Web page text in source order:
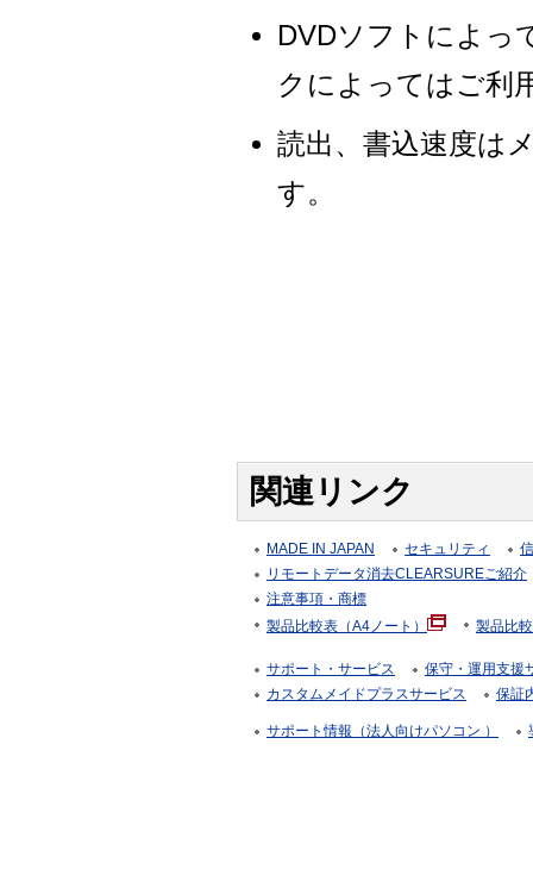
DVDソフトによっ
クによってはご利
読出、書込速度は
す。
関連リンク
MADE IN JAPAN セキュリティ
リモートデータ消去CLEARSUREご紹介
注意事項・商標
製品比較表（A4ノート）
製品比
サポート・サービス
保守・運用支援
カスタムメイドプラスサービス
保証
サポート情報（法人向けパソコン ）